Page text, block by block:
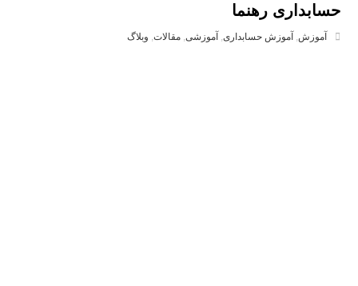
حسابداری رهنما
آموزش ,آموزش حسابداری ,آموزشی ,مقالات وبلاگ